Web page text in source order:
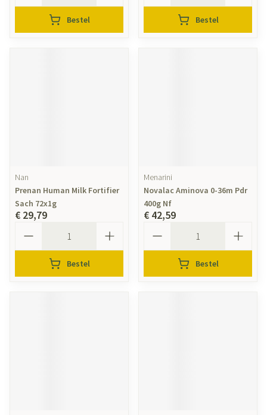
Bestel Bestel
Nan
Prenan Human Milk Fortifier
Sach 72x1g
€ 29,79
Bestel
Menarini
Novalac Aminova 0-36m Pdr
400g Nf
€ 42,59
Bestel